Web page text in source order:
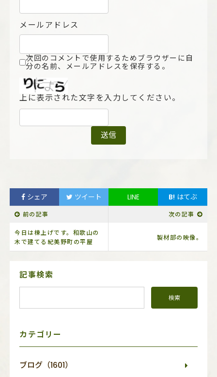
メールアドレス
次回のコメントで使用するためブラウザーに自
分の名前、メールアドレスを保存する。
上に表示された文字を入力してください。
シェア ツイート LINE B! はてぶ
前の記事
今日は棟上げです。和歌山の
木で建てる紀美野町の平屋
次の記事
製材部の映像。
サ
ニ
記事検索
カテゴリー
ブログ（1601）